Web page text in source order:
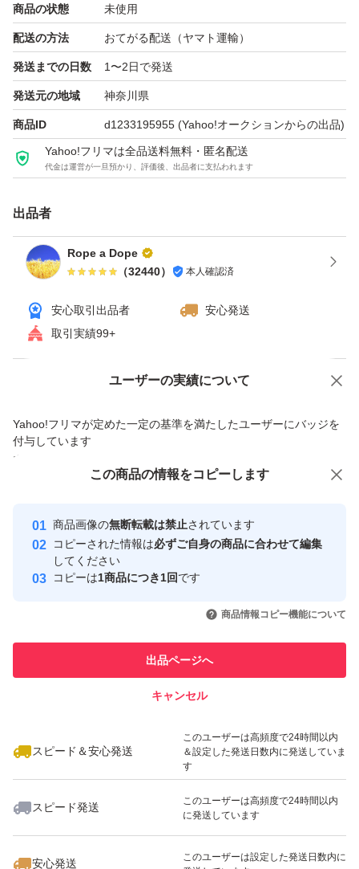
ホース（ソフトチューブ）で接続可能です。
エアーコックはネジ締めしています。 キャップと共に接
着はしていません。気になる場合は接着してください。
複数または他の分岐数をご希望の場合は質問欄から要望く
ださい。 可能であれば作成して出品します。 接続ホース
付でも出品しています。
エアーストーン等、アクア用品いろいろ出品しています。
ルドクーポン」。 月による場合ありますが週末（土・
日）にもらえる事が多いです。 カテゴリ限定等、実施し
ていない場合ありますので期間・価格など条件の詳細は検
索して確認してください。 獲得しないと使えませんので
ご注意ください。
る（今までと変わらなければ土・日にもらえます）。ヤフ
ションページの入札（今すぐ落札）ボタンの下に記載され
ている所からも獲得出来るようです。 ②落札する（落札
時の価格は変わりません）。 ③支払手続時にクーポンを
取引について（4、5つ目の画像）をご確認の上、入札・
購入ください。 初期不良（輸送事故含）時は対応後に評
価お願いします。 対応待てない急ぎで必要な方（即 悪い
評価する方）は他で落札・購入してください。 問題あれ
る人達がいますが、記載内容を理解出来ない方は絶対に購
評価に悪いがありますが全て不当評価（イタズラ・八つ当
たり）です。気になる方は画像6と7と下記を参照くださ
アーストーンが10個全て汚い（箱を開けるとジップ袋が
茶色がかっていて破れていてストーンの砂とゴミが出てき
た）との事ですが輸送中に落下など粗い扱いされればスト
商品の状態 未使用
配送の方法 おてがる配送（ヤマト運輸）
発送までの日数 1〜2日で発送
発送元の地域 神奈川県
商品ID d1233195955 (Yahoo!オークションからの出品)
Yahoo!フリマは全品送料無料・匿名配送
代金は運営が一旦預かり、評価後、出品者に支払われます
出品者
Rope a Dope
（32440） 本人確認済
安心取引出品者
安心発送
取引実績99+
ユーザーの実績について
Yahoo!フリマが定めた一定の基準を満たしたユーザーにバッジを
付与しています
安心取引出品者
取引実績
取引実績◯+
このユーザーはYahoo!フリマの取
引を完了させた実績があります
での取引実績があります
スピード&安心発送
※このバッジは実績に基づく表示であり、発送を保証しているものではあり
スピード＆安心発送
このユーザーは高頻度で24時間以内
＆設定した発送日数内に発送していま
す
スピード発送
このユーザーは高頻度で24時間以内
に発送しています
安心発送
このユーザーは設定した発送日数内に
Yahoo!オークションで出品した商品のため一部機能は利用できません
商品への質問からの値下げ交渉、不適切なカテゴリ変更依頼は禁止です
この商品の情報をコピーします
商品画像の無断転載は禁止されています
コピーされた情報は必ずご自身の商品に合わせて編集
してください
コピーは1商品につき1回です
商品情報コピー機能について
出品ページへ
キャンセル
この商品をみている人にオススメ